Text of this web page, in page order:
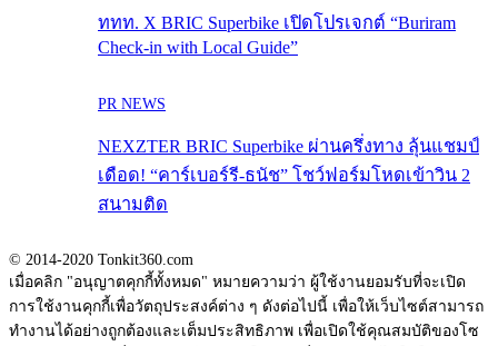
ททท. X BRIC Superbike เปิดโปรเจกต์ “Buriram
Check-in with Local Guide”
PR NEWS
NEXZTER BRIC Superbike ผ่านครึ่งทาง ลุ้นแชมป์
เดือด! “คาร์เบอร์รี-ธนัช” โชว์ฟอร์มโหดเข้าวิน 2
สนามติด
© 2014-2020 Tonkit360.com
เมื่อคลิก "อนุญาตคุกกี้ทั้งหมด" หมายความว่า ผู้ใช้งานยอมรับที่จะเปิด
การใช้งานคุกกี้เพื่อวัตถุประสงค์ต่าง ๆ ดังต่อไปนี้ เพื่อให้เว็บไซต์สามารถ
ทำงานได้อย่างถูกต้องและเต็มประสิทธิภาพ เพื่อเปิดใช้คุณสมบัติของโซ